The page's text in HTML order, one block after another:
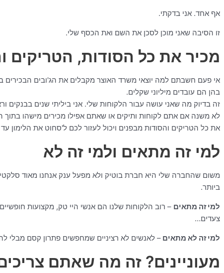
אף אחד. אני בדקתי.
זו הסיבה שאני מוכן לסכן את השם ואת הכסף שלי.
מכיר את כל הסודות, הטריקים
אי פעם חשבתם למה יוצאי משרד האוצר מקבלים את הג'ובים הבכירים
בהן הם עובדים מיליוני שקלים.
לא משנה אם אתם לקוחות ותיקים או שאתם אפילו מכירים מישהו
את כל הטריקים והסודות מבפנים ויכול לעזור לכם ל'סחוט את הלימון
למי זה מתאים ולמי זה לא
משום שהחברה שלי היא חברת בוטיק ולא מפעל ענק אנחנו מאוד
ביותר.
למי זה מתאים – רוב הלקוחות שלנו הם אנשי היי טק, מקצועות
צעדים…
למי זה לא מתאים – לאנשים לא רציניים שמחפשים פתרון קסם מבלי
מעוניינים? זה מה שאתם